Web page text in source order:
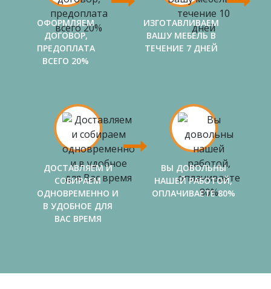
ОФОРМЛЯЕМ
ДОГОВОР,
ПРЕДОПЛАТА
ВСЕГО 20%
ИЗГОТАВЛИВАЕМ
ВАШУ МЕБЕЛЬ В
ТЕЧЕНИЕ 7 ДНЕЙ
ДОСТАВЛЯЕМ И
СОБИРАЕМ
ОДНОВРЕМЕННО И
В УДОБНОЕ ДЛЯ
ВАС ВРЕМЯ
ВЫ ДОВОЛЬНЫ
НАШЕЙ РАБОТОЙ,
ОПЛАЧИВАЕТЕ 80%